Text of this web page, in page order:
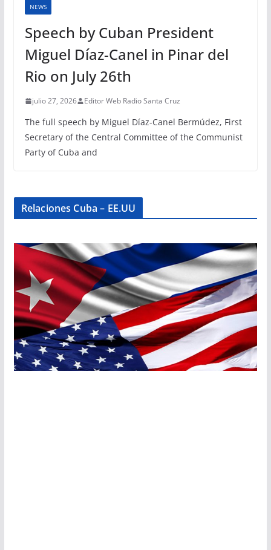
NEWS
Speech by Cuban President
Miguel Díaz-Canel in Pinar del
Rio on July 26th
julio 27, 2026 Editor Web Radio Santa Cruz
The full speech by Miguel Díaz-Canel Bermúdez, First
Secretary of the Central Committee of the Communist
Party of Cuba and
Relaciones Cuba – EE.UU